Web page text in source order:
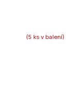
(5 ks v balení)